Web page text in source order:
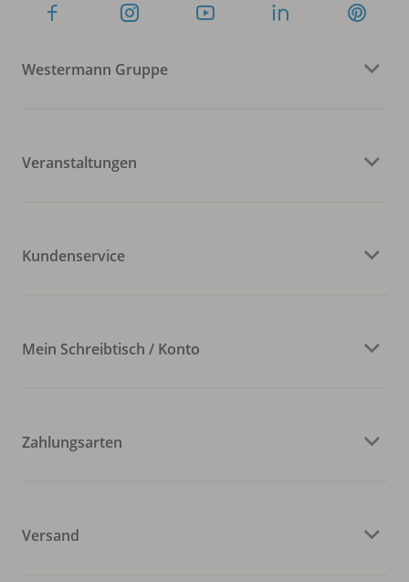
Westermann Gruppe
Veranstaltungen
Kundenservice
Mein Schreibtisch / Konto
Zahlungsarten
Versand